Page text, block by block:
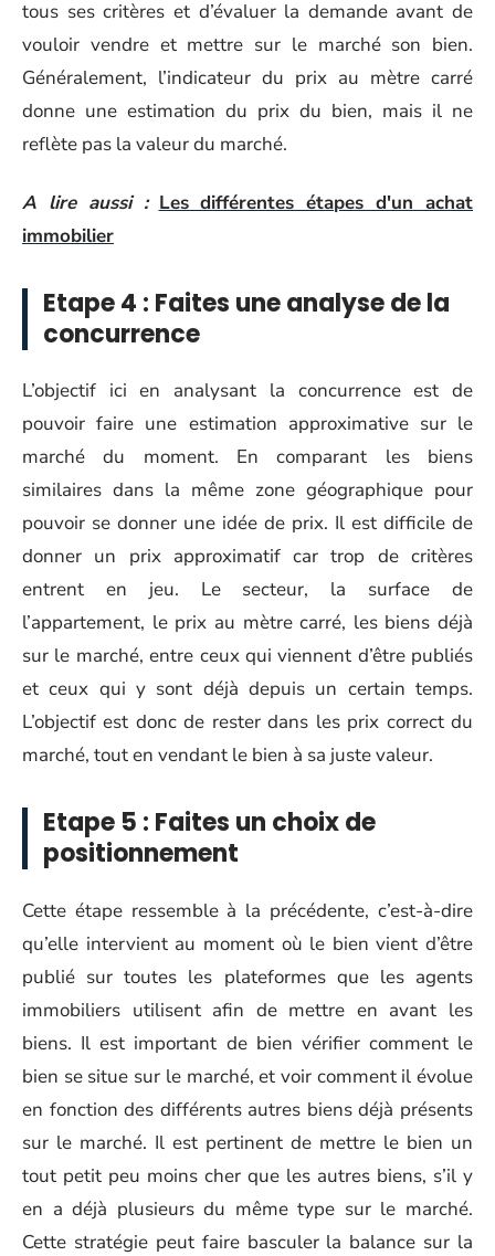
tous ses critères et d’évaluer la demande avant de
vouloir vendre et mettre sur le marché son bien.
Généralement, l’indicateur du prix au mètre carré
donne une estimation du prix du bien, mais il ne
reflète pas la valeur du marché.
A lire aussi : Les différentes étapes d'un achat
immobilier
Etape 4 : Faites une analyse de la
concurrence
L’objectif ici en analysant la concurrence est de
pouvoir faire une estimation approximative sur le
marché du moment. En comparant les biens
similaires dans la même zone géographique pour
pouvoir se donner une idée de prix. Il est difficile de
donner un prix approximatif car trop de critères
entrent en jeu. Le secteur, la surface de
l’appartement, le prix au mètre carré, les biens déjà
sur le marché, entre ceux qui viennent d’être publiés
et ceux qui y sont déjà depuis un certain temps.
L’objectif est donc de rester dans les prix correct du
marché, tout en vendant le bien à sa juste valeur.
Etape 5 : Faites un choix de
positionnement
Cette étape ressemble à la précédente, c’est-à-dire
qu’elle intervient au moment où le bien vient d’être
publié sur toutes les plateformes que les agents
immobiliers utilisent afin de mettre en avant les
biens. Il est important de bien vérifier comment le
bien se situe sur le marché, et voir comment il évolue
en fonction des différents autres biens déjà présents
sur le marché. Il est pertinent de mettre le bien un
tout petit peu moins cher que les autres biens, s’il y
en a déjà plusieurs du même type sur le marché.
Cette stratégie peut faire basculer la balance sur la